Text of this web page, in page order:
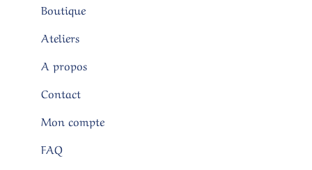
Boutique
Ateliers
A propos
Contact
Mon compte
FAQ